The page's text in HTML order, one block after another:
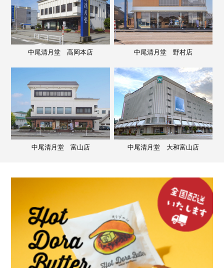
中尾清月堂 高岡本店 中尾清月堂 野村店
中尾清月堂 富山店 中尾清月堂 大和富山店